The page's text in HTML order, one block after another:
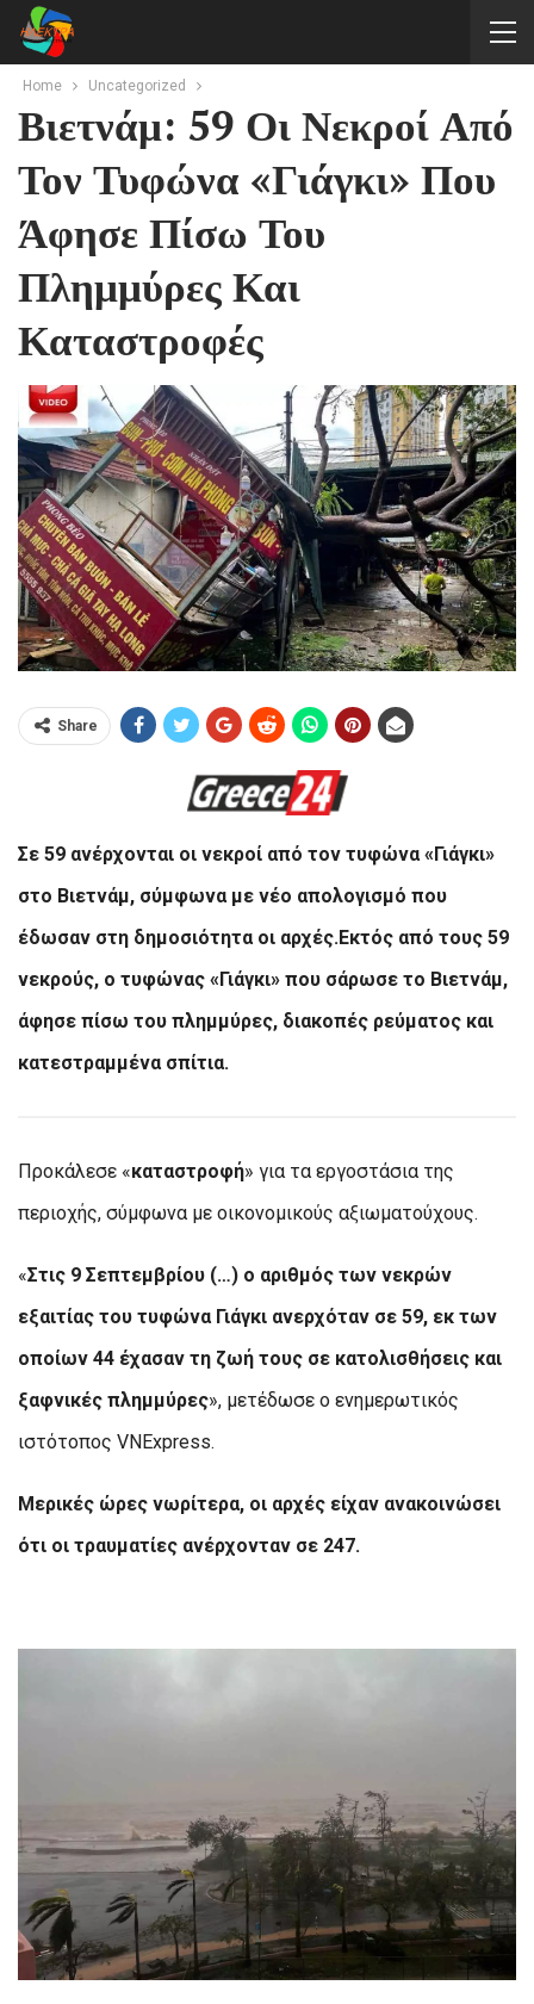
Home Uncategorized
Βιετνάμ: 59 Οι Νεκροί Από
Τον Τυφώνα «Γιάγκι» Που
Άφησε Πίσω Του
Πλημμύρες Και
Καταστροφές
Share
Σε 59 ανέρχονται οι νεκροί από τον τυφώνα «Γιάγκι»
στο Βιετνάμ, σύμφωνα με νέο απολογισμό που
έδωσαν στη δημοσιότητα οι αρχές.Εκτός από τους 59
νεκρούς, ο τυφώνας «Γιάγκι» που σάρωσε το Βιετνάμ,
άφησε πίσω του πλημμύρες, διακοπές ρεύματος και
κατεστραμμένα σπίτια.
Προκάλεσε «καταστροφή» για τα εργοστάσια της
περιοχής, σύμφωνα με οικονομικούς αξιωματούχους.
«Στις 9 Σεπτεμβρίου (…) ο αριθμός των νεκρών
εξαιτίας του τυφώνα Γιάγκι ανερχόταν σε 59, εκ των
οποίων 44 έχασαν τη ζωή τους σε κατολισθήσεις και
ξαφνικές πλημμύρες», μετέδωσε ο ενημερωτικός
ιστότοπος VNExpress.
Μερικές ώρες νωρίτερα, οι αρχές είχαν ανακοινώσει
ότι οι τραυματίες ανέρχονταν σε 247.